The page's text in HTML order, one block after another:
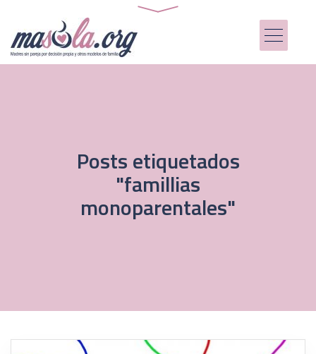
Posts etiquetados
"famillias
monoparentales"